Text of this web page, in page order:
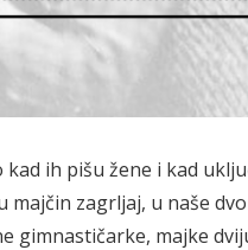
ih pišu žene i kad
zagrljaj, u naše
majke